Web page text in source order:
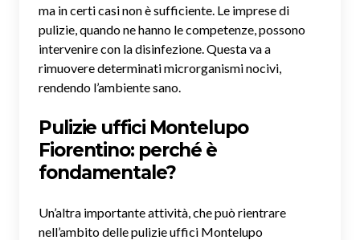
ma in certi casi non è sufficiente. Le imprese di
pulizie, quando ne hanno le competenze, possono
intervenire con la disinfezione. Questa va a
rimuovere determinati microrganismi nocivi,
rendendo l’ambiente sano.
Pulizie uffici Montelupo
Fiorentino: perché è
fondamentale?
Un’altra importante attività, che può rientrare
nell’ambito delle pulizie uffici Montelupo